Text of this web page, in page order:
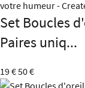
Set Boucles
Paires uniq...
19 €50 €